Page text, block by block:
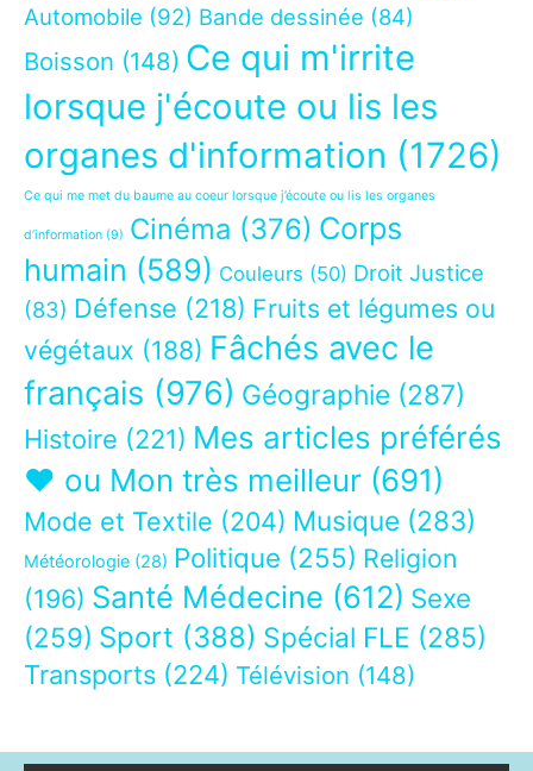
Automobile (92) Bande dessinée (84)
Boisson (148) Ce qui m'irrite
lorsque j'écoute ou lis les
organes d'information (1726)
Ce qui me met du baume au coeur lorsque j’écoute ou lis les organes
d’information (9) Cinéma (376) Corps
humain (589) Couleurs (50) Droit Justice
(83) Défense (218) Fruits et légumes ou
végétaux (188) Fâchés avec le
français (976) Géographie (287)
Histoire (221) Mes articles préférés
❤ ou Mon très meilleur (691)
Mode et Textile (204) Musique (283)
Météorologie (28) Politique (255) Religion
(196) Santé Médecine (612) Sexe
(259) Sport (388) Spécial FLE (285)
Transports (224) Télévision (148)